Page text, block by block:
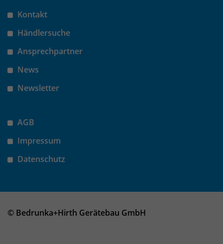
Kontakt
Händlersuche
Ansprechpartner
News
Newsletter
AGB
Impressum
Datenschutz
© Bedrunka+Hirth Gerätebau GmbH